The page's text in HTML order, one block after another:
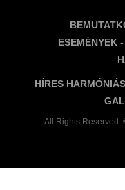
Rólunk
ESEMÉNYEK
HÍRES
All Rights Reserved.